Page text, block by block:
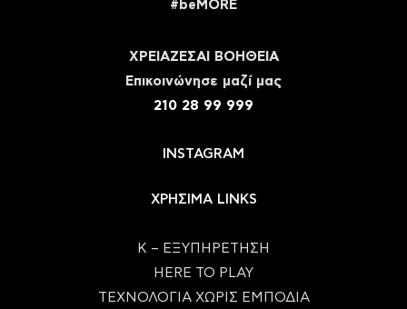
#beMORE
ΧΡΕΙΑΖΕΣΑΙ ΒΟΗΘΕΙΑ
Eπικοινώνησε μαζί μας
210 28 99 999
INSTAGRAM
ΧΡΗΣΙΜΑ LINKS
Κ – ΕΞΥΠΗΡΕΤΗΣΗ
HERE TO PLAY
ΤΕΧΝΟΛΟΓΙΑ ΧΩΡΙΣ ΕΜΠΟΔΙΑ